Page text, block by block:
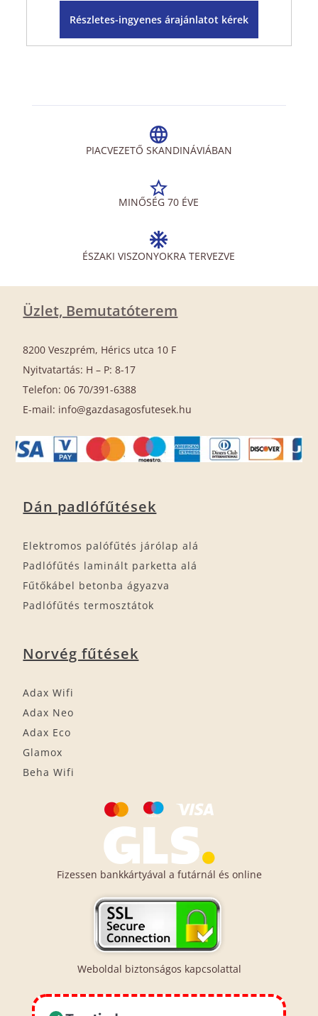
Részletes-ingyenes árajánlatot kérek
PIACVEZETŐ SKANDINÁVIÁBAN
MINŐSÉG 70 ÉVE
ÉSZAKI VISZONYOKRA TERVEZVE
Üzlet, Bemutatóterem
8200 Veszprém, Hérics utca 10 F
Nyitvatartás: H – P: 8-17
Telefon: 06 70/391-6388
E-mail: info@gazdasagosfutesek.hu
Dán padlófűtések
Elektromos palófűtés járólap alá
Padlófűtés laminált parketta alá
Fűtőkábel betonba ágyazva
Padlófűtés termosztátok
Norvég fűtések
Adax Wifi
Adax Neo
Adax Eco
Glamox
Beha Wifi
Fizessen bankkártyával a futárnál és online
Weboldal biztonságos kapcsolattal